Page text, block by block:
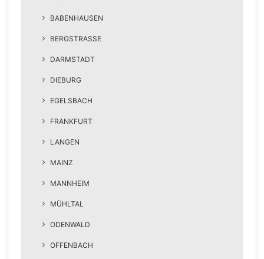
BABENHAUSEN
BERGSTRASSE
DARMSTADT
DIEBURG
EGELSBACH
FRANKFURT
LANGEN
MAINZ
MANNHEIM
MÜHLTAL
ODENWALD
OFFENBACH